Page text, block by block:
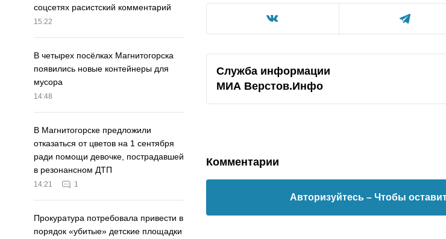
соцсетях расистский комментарий
15:22
В четырех посёлках Магнитогорска
появились новые контейнеры для
мусора
14:48
В Магнитогорске предложили
отказаться от цветов на 1 сентября
ради помощи девочке, пострадавшей
в резонансном ДТП
14:21 1
Прокуратура потребовала привести в
порядок «убитые» детские площадки
Служба информации
МИА Верстов.Инфо
Комментарии
Авторизуйтесь – Чтобы